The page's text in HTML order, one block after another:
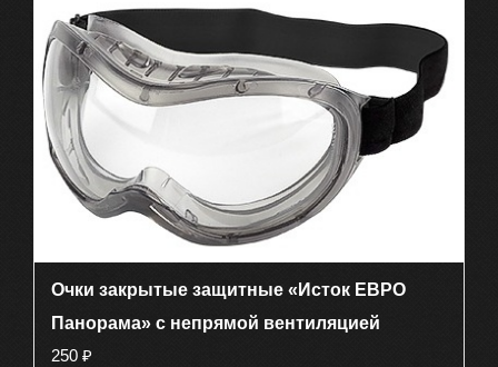
Очки закрытые защитные «Исток ЕВРО
Панорама» с непрямой вентиляцией
250 ₽